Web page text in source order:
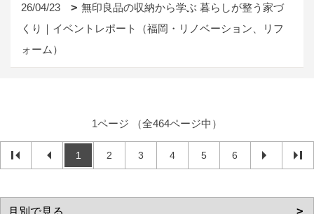
26/04/23
無印良品の収納から学ぶ 暮らしが整う家づ
くり｜イベントレポート（福岡・リノベーション、リフ
ォーム）
1ページ （全464ページ中）
1 2 3 4 5 6